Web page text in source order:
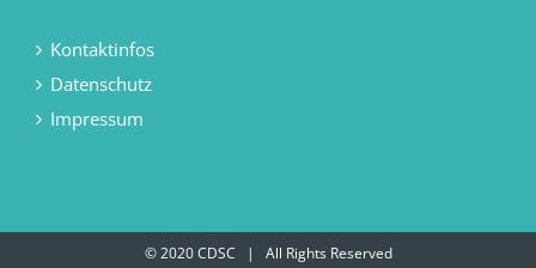
Kontaktinfos
Datenschutz
Impressum
© 2020 CDSC | All Rights Reserved